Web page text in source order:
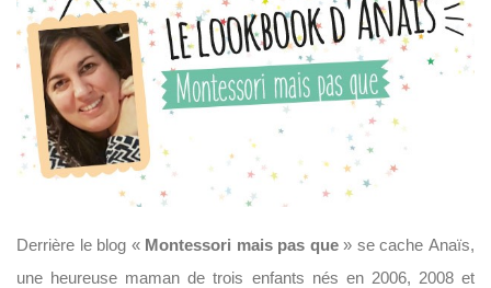
Derrière le blog « Montessori mais pas que» se cache Anaïs,
une heureuse maman de trois enfants nés en 2006, 2008 et